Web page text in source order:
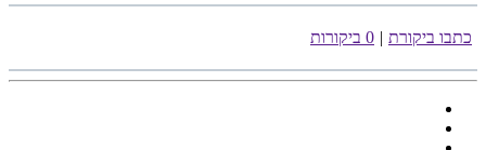
כתבו ביקורת | 0 ביקורות